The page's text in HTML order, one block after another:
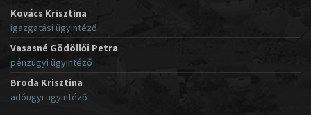
Kovács Krisztina
igazgatási ügyintéző
Vasasné Gödöllői Petra
pénzügyi ügyintéző
Broda Krisztina
adóügyi ügyintéző